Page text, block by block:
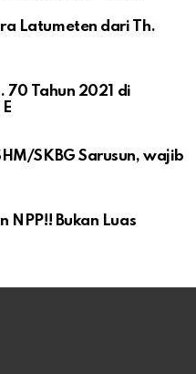
Latumeten dari Th.
70 Tahun 2021 di
SKBG Sarusun, wajib
NPP!! Bukan Luas